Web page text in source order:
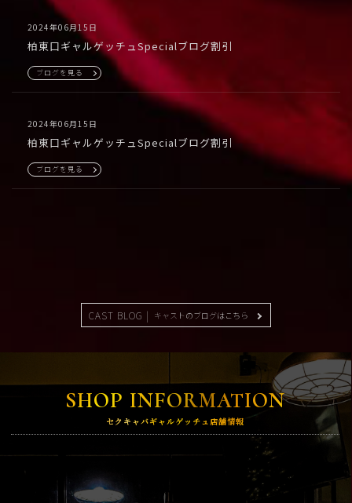
柏東口ギャルゲッチュSpecialブログ割引
2024年06月15日
ブログを見る
柏東口ギャルゲッチュSpecialブログ割引
2024年06月15日
ブログを見る
CAST BLOG | キャストのブログはこちら
SHOP INFORMATION
セクキャバギャルゲッチュ店舗情報